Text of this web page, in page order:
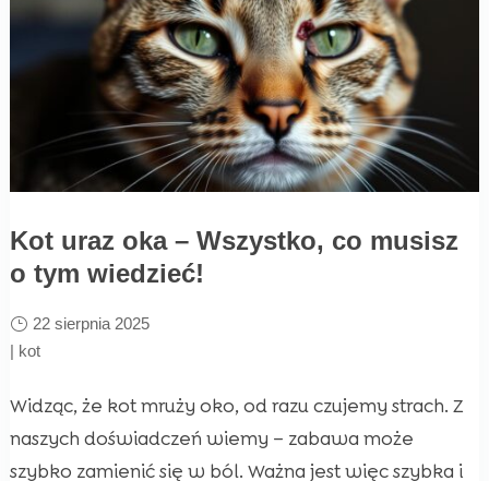
Kot uraz oka – Wszystko, co musisz
o tym wiedzieć!
22 sierpnia 2025
| kot
Widząc, że kot mruży oko, od razu czujemy strach. Z
naszych doświadczeń wiemy – zabawa może
szybko zamienić się w ból. Ważna jest więc szybka i